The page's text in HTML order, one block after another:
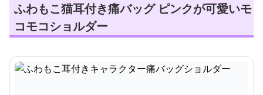
ふわもこ猫耳付き痛バッグ ピンクが可愛いモ
コモコショルダー